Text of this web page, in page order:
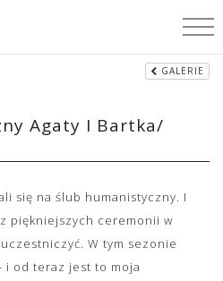
GALERIE
Agaty I Bartka/
się na ślub humanistyczny. I
piękniejszych ceremonii w
W tym sezonie
i od teraz jest to moja